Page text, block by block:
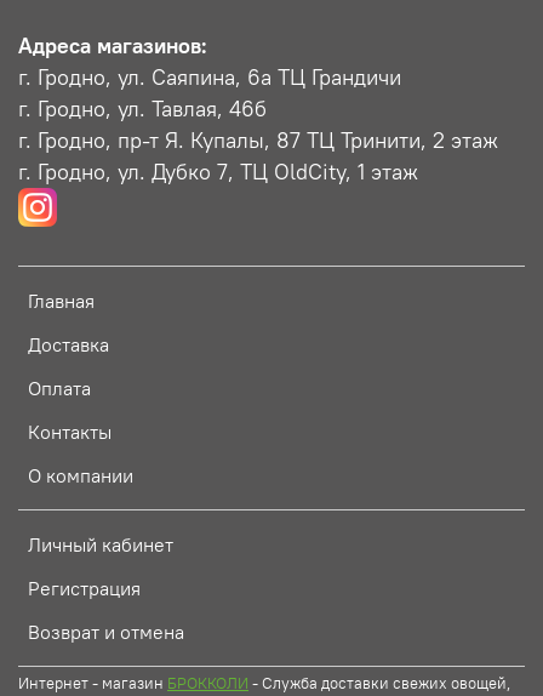
Главная
Доставка
Оплата
Контакты
О компании
Личный кабинет
Регистрация
Возврат и отмена
Адреса магазинов:
г. Гродно, ул. Саяпина, 6a ТЦ Грандичи
г. Гродно, ул. Тавлая, 46б
г. Гродно, пр-т Я. Купалы, 87 ТЦ Тринити, 2 этаж
г. Гродно, ул. Дубко 7, ТЦ OldCity, 1 этаж
Интернет - магазин БРОККОЛИ - Служба доставки свежих овощей,